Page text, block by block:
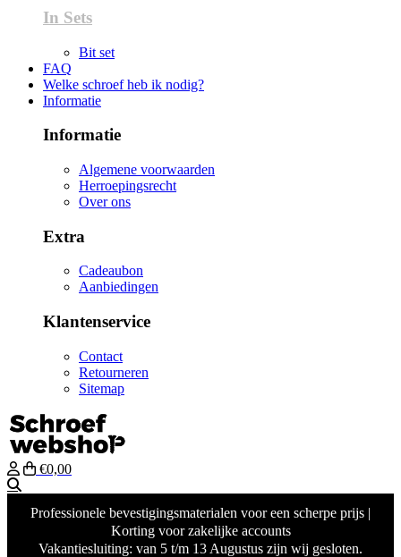
In Sets
Bit set
FAQ
Welke schroef heb ik nodig?
Informatie
Informatie
Algemene voorwaarden
Herroepingsrecht
Over ons
Extra
Cadeaubon
Aanbiedingen
Klantenservice
Contact
Retourneren
Sitemap
€0,00
Professionele bevestigingsmaterialen voor een scherpe prijs |
Korting voor zakelijke accounts
Vakantiesluiting: van 5 t/m 13 Augustus zijn wij gesloten.